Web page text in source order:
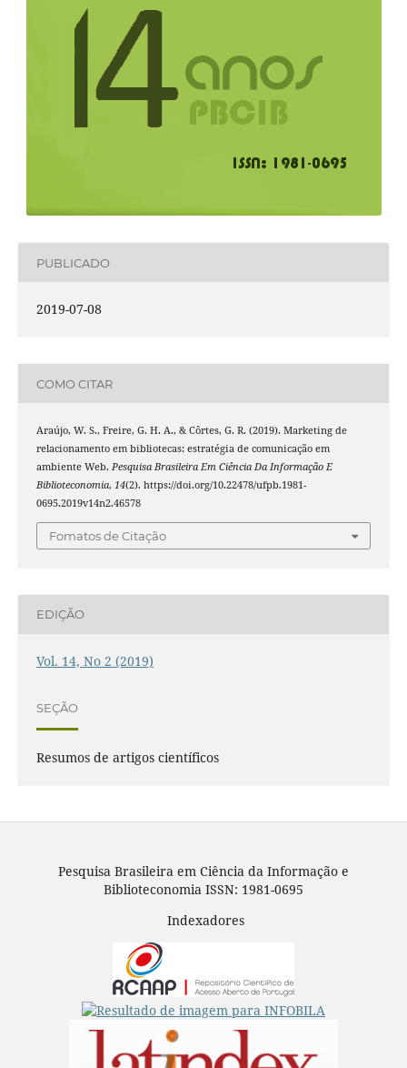
PUBLICADO
2019-07-08
COMO CITAR
Araújo, W. S., Freire, G. H. A., & Côrtes, G. R. (2019). Marketing de
relacionamento em bibliotecas: estratégia de comunicação em
ambiente Web. Pesquisa Brasileira Em Ciência Da Informação E
Biblioteconomia, 14(2). https://doi.org/10.22478/ufpb.1981-
0695.2019v14n2.46578
Fomatos de Citação
EDIÇÃO
Vol. 14, No 2 (2019)
SEÇÃO
Resumos de artigos científicos
Pesquisa Brasileira em Ciência da Informação e
Biblioteconomia ISSN: 1981-0695
Indexadores